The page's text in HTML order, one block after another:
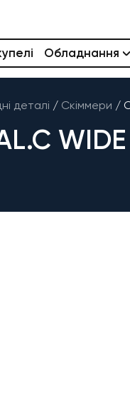
Обладнання
деталі / Скіммери /